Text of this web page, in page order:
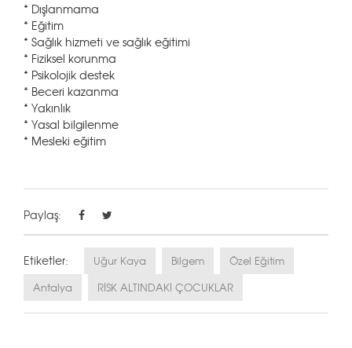
* Dışlanmama
* Eğitim
* Sağlık hizmeti ve sağlık eğitimi
* Fiziksel korunma
* Psikolojik destek
* Beceri kazanma
* Yakınlık
* Yasal bilgilenme
* Mesleki eğitim
Paylaş:
Etiketler: Uğur Kaya Bilgem
Özel Eğitim
Antalya
RİSK ALTINDAKİ ÇOCUKLAR